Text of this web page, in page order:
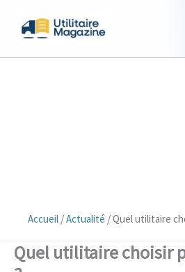
Accueil /Actualité /Quel utilitaire
Quel utilitaire choisir